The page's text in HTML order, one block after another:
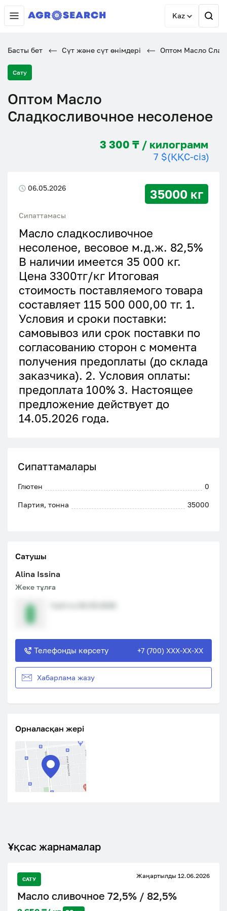
Kaz
Басты бет Сүт және сүт өнімдері Оптом Масло
Сату
Оптом Масло
Сладкосливочное несоленое
3 300 ₸ / килограмм
7 $(ҚҚС-сіз)
06.05.2026 35000 кг
Сипаттамасы
Масло сладкосливочное
несоленое, весовое м.д.ж. 82,5%
В наличии имеется 35 000 кг.
Цена 3300тг/кг Итоговая
стоимость поставляемого товара
составляет 115 500 000,00 тг. 1.
Условия и сроки поставки:
самовывоз или срок поставки по
согласованию сторон с момента
получения предоплаты (до склада
заказчика). 2. Условия оплаты:
предоплата 100% 3. Настоящее
предложение действует до
14.05.2026 года.
Сипаттамалары
Глютен 0
Партия, тонна 35000
Сатушы
Alina Issina
Жеке тұлға
Телефонды көрсету +7 (700) XXX-XX-XX
Хабарлама жазу
Орналасқан жері
Ұқсас жарнамалар
САТУ Жаңартылды 12.06.2026
Масло сливочное 72,5% / 82,5%